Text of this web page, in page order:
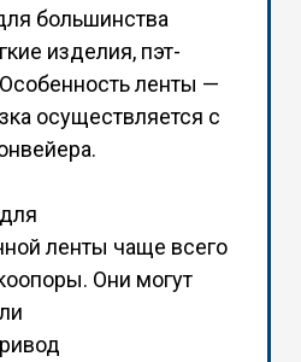
большинства
изделия, пэт-
ленты —
осуществляется с
ленты чаще всего
Они могут